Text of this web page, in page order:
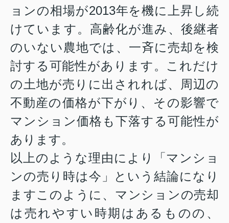
ョンの相場が2013年を機に上昇し続
けています。 高齢化が進み、後継者
のいない農地では、一斉に売却を検
討する可能性があります。これだけ
の土地が売りに出されれば、周辺の
不動産の価格が下がり、その影響で
マンション価格も下落する可能性が
あります。
以上のような理由により「マンショ
ンの売り時は今」という結論になり
ますこのように、マンションの売却
は売れやすい時期はあるものの、